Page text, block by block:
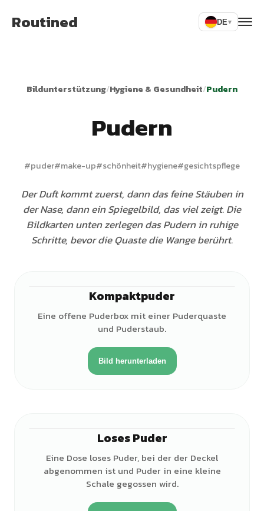
Routined DE▾
Bildunterstützung/Hygiene & Gesundheit/Pudern
Pudern
#puder#make-up#schönheit#hygiene#gesichtspflege
Der Duft kommt zuerst, dann das feine Stäuben in
der Nase, dann ein Spiegelbild, das viel zeigt. Die
Bildkarten unten zerlegen das Pudern in ruhige
Schritte, bevor die Quaste die Wange berührt.
Kompaktpuder
Eine offene Puderbox mit einer Puderquaste
und Puderstaub.
Bild herunterladen
Loses Puder
Eine Dose loses Puder, bei der der Deckel
abgenommen ist und Puder in eine kleine
Schale gegossen wird.